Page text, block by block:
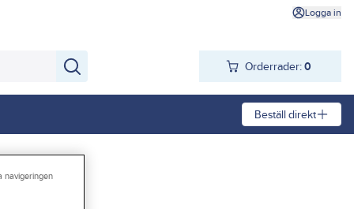
Logga in
Orderrader: 0
Beställ direkt
navigeringen